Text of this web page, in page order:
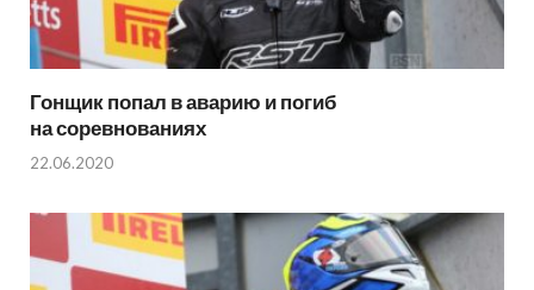
Гонщик попал в аварию и погиб
на соревнованиях
22.06.2020